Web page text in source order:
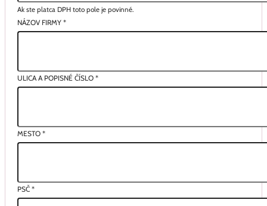
Ak ste platca DPH toto pole je povinné.
NÁZOV FIRMY *
ULICA A POPISNÉ ČÍSLO *
MESTO *
PSČ *